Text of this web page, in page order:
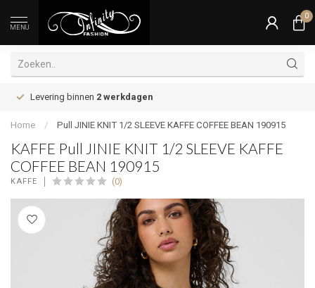
MENU
0
Levering binnen 2 werkdagen
Home / Pull JINIE KNIT 1/2 SLEEVE KAFFE COFFEE BEAN 190915
KAFFE Pull JINIE KNIT 1/2 SLEEVE KAFFE
COFFEE BEAN 190915
KAFFE (0)